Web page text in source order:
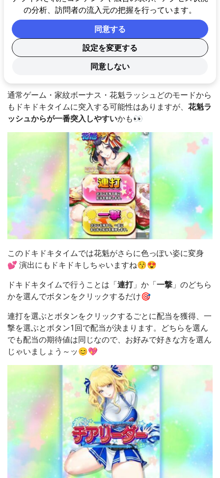
虹色の777が３つ揃うとドキドキタイム
通常ゲーム・家紋ボーナス・花魁ラッシュどのモードから
もドキドキタイムに突入する可能性はありますが、 花魁ラ
ッシュからが一番突入しやすいかも👀
このドキドキタイムでは花魁がさらに色っぽい姿に変身
💕 演出にもドキドキしちゃいますね😚😍
ドキドキタイムで行うことは「連打」か「一撃 」のどちら
かを選んでボタンをクリックするだけ🎯
連打を選ぶとボタンをクリックするごとに配当を獲得、一
撃を選ぶとボタン1回で配当が決まります。どちらを選ん
でも配当の期待値は同じなので、お好みで好きな方を選ん
じゃいましょう～ッ😊💖
の分析、訪問者の流入元の把握を行っています。
設定を変更する
同意しない
同意する